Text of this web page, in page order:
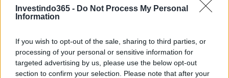
Investindo365 - Do Not Process My Personal
Information
If you wish to opt-out of the sale, sharing to third parties, or
processing of your personal or sensitive information for
targeted advertising by us, please use the below opt-out
section to confirm your selection. Please note that after your
Suporta a maioria dos blockchains e uma ampla variedade
de tokens (ERC-20 / BEP-20)
Construído por uma empresa bem estabelecida fundada
em 2014 com grande segurança de chip
Preço acessível